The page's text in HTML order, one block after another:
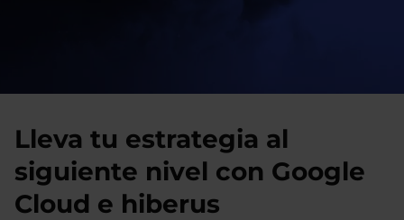
Lleva tu estrategia al
siguiente nivel con Google
Cloud e hiberus